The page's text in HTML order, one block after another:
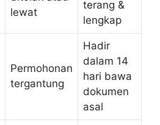
lewat
terang &
lengkap
Permohonan
tergantung
Hadir
dalam 14
hari bawa
dokumen
asal